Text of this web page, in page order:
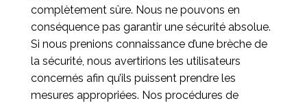
complètement sûre. Nous ne pouvons en
conséquence pas garantir une sécurité absolue.
Si nous prenions connaissance d’une brèche de
la sécurité, nous avertirions les utilisateurs
concernés afin qu’ils puissent prendre les
mesures appropriées. Nos procédures de